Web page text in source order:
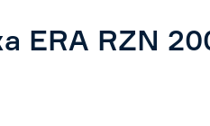
ERA RZN